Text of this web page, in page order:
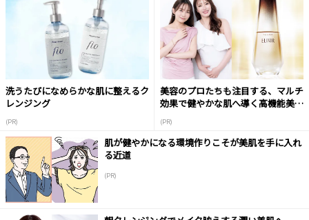
洗うたびになめらかな肌に整えるク
レンジング
(PR)
美容のプロたちも注目する、マルチ
効果で健やかな肌へ導く高機能美容
(PR)
肌が健やかになる環境作りこそが美肌を手に入れ
る近道
(PR)